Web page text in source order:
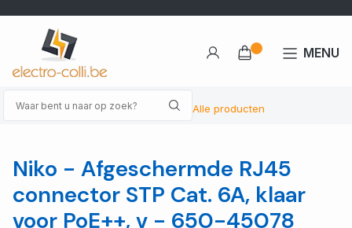
Alle producten
MENU
Niko - Afgeschermde RJ45
connector STP Cat. 6A, klaar
voor PoE++, v - 650-45078